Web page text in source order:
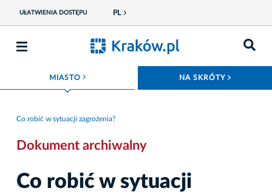
UŁATWIENIA DOSTĘPU PL
MIASTO ROZWIŃ MENU NA SKRÓTY
Co robić w sytuacji zagrożenia?
Dokument archiwalny
Co robić w sytuacji